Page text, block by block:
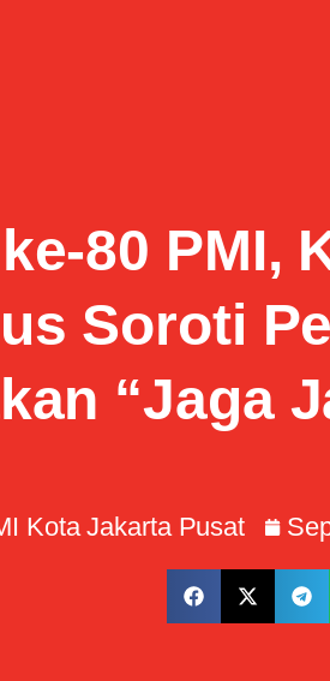
80 PMI,
Soroti
“Jaga
Kota Jakarta Pusat